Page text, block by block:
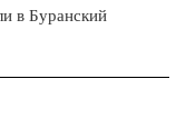
в Буранский